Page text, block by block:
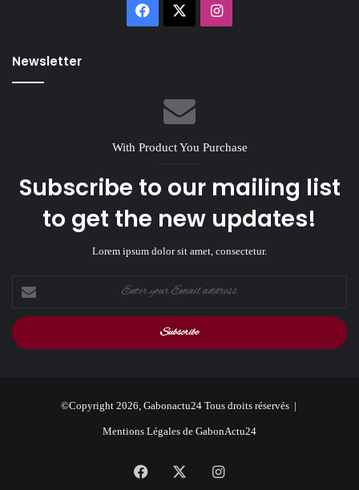
Facebook Instagram
Newsletter
With Product You Purchase
Subscribe to our mailing list
to get the new updates!
Lorem ipsum dolor sit amet, consectetur.
your
Email
address
©Copyright 2026, Gabonactu24 Tous droits réservés |
Mentions Légales de GabonActu24
Facebook Instagram